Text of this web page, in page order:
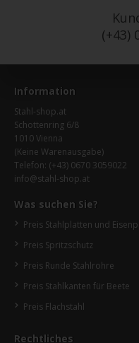
(+43)
Information
Stahl-shop.at
Schottenring 6/8
1010 Vienna
(Keine Warenausgabe)
Telefon: (+43) 0670 3059022
info@stahl-shop.at
Was suchen Sie?
Preis Stahlplatten und
Preis Spritzschutz
Preis Runde Stahlrohre
Preis Stahlkanten für Beete
Preis Flachstahl
Rechtliches